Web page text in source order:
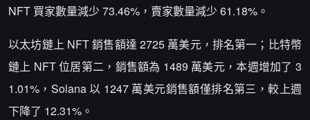
NFT 買家數量減少 73.46%，賣家數量減少 61.18%。
以太坊鏈上 NFT 銷售額達 2725 萬美元，排名第一；比特幣
鏈上 NFT 位居第二，銷售額為 1489 萬美元，本週增加了 3
1.01%，Solana 以 1247 萬美元銷售額僅排名第三，較上週
下降了 12.31%。